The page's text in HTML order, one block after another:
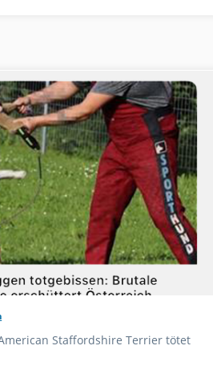
Staffordshire Terrier tötet